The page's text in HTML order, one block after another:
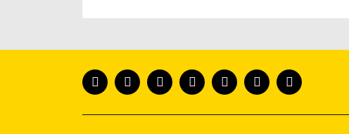
Ürün açıklamasında eksik bilgiler bulunuyor.